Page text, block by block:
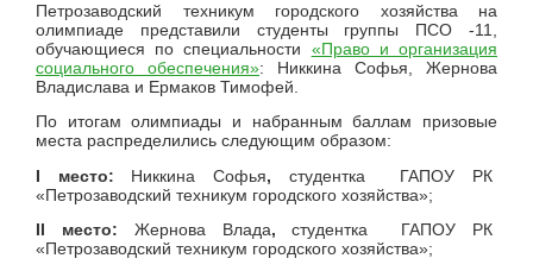
Петрозаводский техникум городского хозяйства на
олимпиаде представили студенты группы ПСО -11,
обучающиеся по специальности «Право и организация
социального обеспечения»: Никкина Софья, Жернова
Владислава и Ермаков Тимофей.
По итогам олимпиады и набранным баллам призовые
места распределились следующим образом:
I место: Никкина Софья, студентка ГАПОУ РК
«Петрозаводский техникум городского хозяйства»;
II место: Жернова Влада, студентка ГАПОУ РК
«Петрозаводский техникум городского хозяйства»;